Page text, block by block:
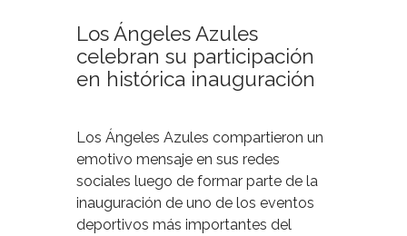
Contacto
Los Ángeles Azules
celebran su participación
en histórica inauguración
Los Ángeles Azules compartieron un
emotivo mensaje en sus redes
sociales luego de formar parte de la
inauguración de uno de los eventos
deportivos más importantes del